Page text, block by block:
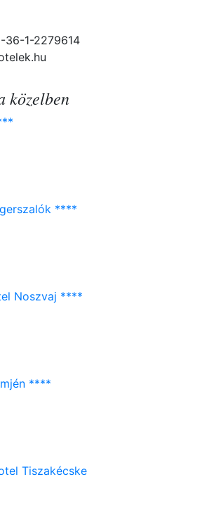
36-1-2279614
közelben
****
Noszvaj ****
****
Tiszakécske